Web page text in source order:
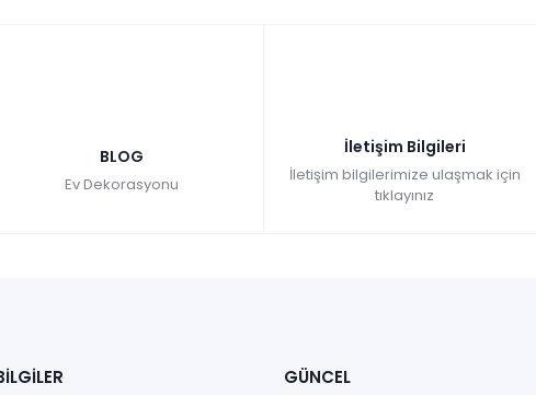
₺199.970,00
BLOG
Ev Dekorasyonu
İletişim Bilgileri
İletişim bilgilerimize ulaşmak için
tıklayınız
GÜNCEL